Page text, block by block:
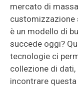
mercato di
customizzazione
è un modello di
succede oggi?
tecnologie ci
collezione di
incontrare